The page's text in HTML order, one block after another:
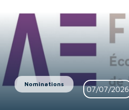
Nominations
07/07/2026